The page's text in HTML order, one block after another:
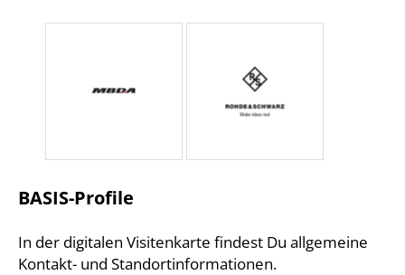
BASIS-Profile
In der digitalen Visitenkarte findest Du allgemeine
Kontakt- und Standortinformationen.